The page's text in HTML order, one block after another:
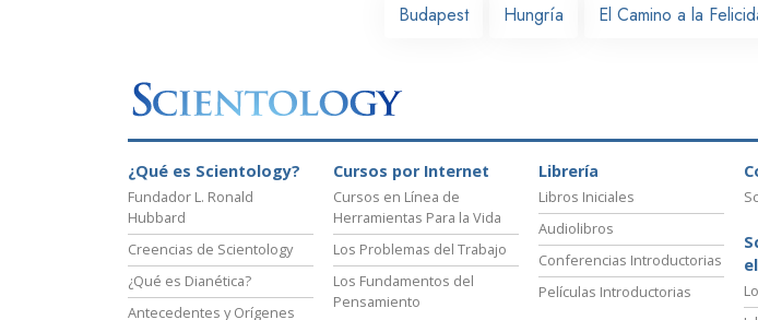
Budapest
Hungría El Camino a la
¿Qué es Scientology?
Fundador L. Ronald
Hubbard
Creencias de Scientology
¿Qué es Dianética?
Antecedentes y Orígenes
Cursos por Internet
Cursos en Línea de
Herramientas Para la Vida
Los Problemas del Trabajo
Los Fundamentos del
Pensamiento
Librería
Libros Iniciales
Audiolibros
Conferencias Introductorias
Películas Introductorias